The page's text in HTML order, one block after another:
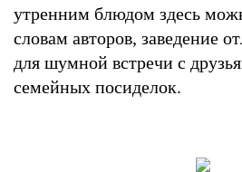
утренним блюдом здесь
словам авторов, заведение
для шумной встречи с
семейных посиделок.